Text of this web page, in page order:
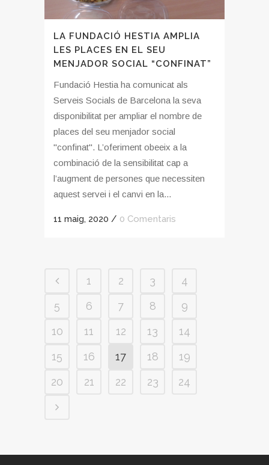
LA FUNDACIÓ HESTIA AMPLIA
LES PLACES EN EL SEU
MENJADOR SOCIAL “CONFINAT”
Fundació Hestia ha comunicat als
Serveis Socials de Barcelona la seva
disponibilitat per ampliar el nombre de
places del seu menjador social
"confinat". L’oferiment obeeix a la
combinació de la sensibilitat cap a
l’augment de persones que necessiten
aquest servei i el canvi en la...
11 maig, 2020 / 0 Comentaris
1 2 3
4
5
6 7 8
9
10
11 12 13
14
15
16 17 18
19
20
21 22 23 24